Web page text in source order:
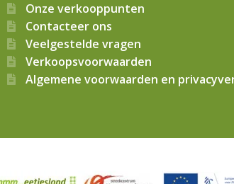
Onze verkooppunten
Contacteer ons
Veelgestelde vragen
Verkoopsvoorwaarden
Algemene voorwaarden en